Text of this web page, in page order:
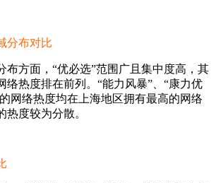
布对比
方面，“优必选”范围广且集中度高，其
络热度排在前列。“能力风暴”、“康力优
网络热度均在上海地区拥有最高的网络
热度较为分散。